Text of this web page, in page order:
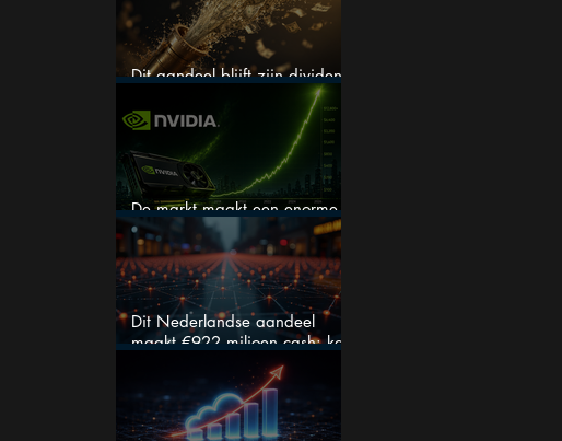
Dit aandeel blijft zijn dividend
verhogen, wat er ook gebeurt
De markt maakt een enorme
fout bij Nvidia
Dit Nederlandse aandeel
maakt €922 miljoen cash: kan
dit dividendaandeel blijven